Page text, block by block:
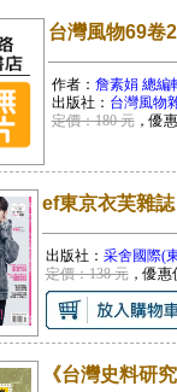
台灣風物69卷
作者： 詹素娟 總編
出版社： 台灣風物
定價：180 元，優
ef東京衣芙雜
出版社： 采舍國際(
定價：138 元，優惠
《台灣史料研